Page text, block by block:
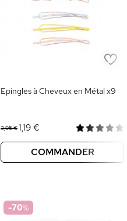
Epingles à Cheveux en Métal x9
3,95 €1,19 €
COMMANDER
-70%